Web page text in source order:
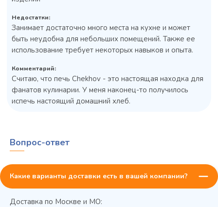
Недостатки:
Занимает достаточно много места на кухне и может
быть неудобна для небольших помещений. Также ее
использование требует некоторых навыков и опыта.
Комментарий:
Считаю, что печь Chekhov - это настоящая находка для
фанатов кулинарии. У меня наконец-то получилось
испечь настоящий домашний хлеб.
Вопрос-ответ
Какие варианты доставки есть в вашей компании?
Доставка по Москве и МО: